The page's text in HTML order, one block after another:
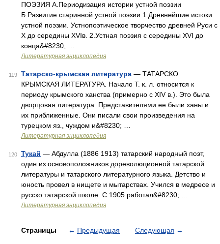
ПОЭЗИЯ А.Периодизация истории устной поэзии
Б.Развитие старинной устной поэзии 1.Древнейшие истоки
устной поэзии. Устнопоэтическое творчество древней Руси с
X до середины XVIв. 2.Устная поэзия с середины XVI до
конца&#8230; …
Литературная энциклопедия
119 Татарско-крымская литература — ТАТАРСКО
КРЫМСКАЯ ЛИТЕРАТУРА. Начало Т. к. л. относится к
периоду крымского ханства (примерно с XIV в.). Это была
дворцовая литература. Представителями ее были ханы и
их приближенные. Они писали свои произведения на
турецком яз., чуждом и&#8230; …
Литературная энциклопедия
120 Тукай — Абдулла (1886 1913) татарский народный поэт,
один из основоположников дореволюционной татарской
литературы и татарского литературного языка. Детство и
юность провел в нищете и мытарствах. Учился в медресе и
русско татарской школе. С 1905 работал&#8230; …
Литературная энциклопедия
Страницы ← Предыдущая Следующая →